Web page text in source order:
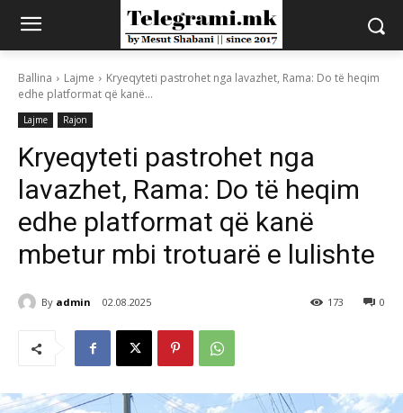
Ballina Lajme
Kryeqyteti pastrohet nga lavazhet, Rama: Do të heqim
edhe platformat që kanë...
Lajme Rajon
Kryeqyteti pastrohet nga
lavazhet, Rama: Do të heqim
edhe platformat që kanë
mbetur mbi trotuarë e lulishte
By admin 02.08.2025 0
173